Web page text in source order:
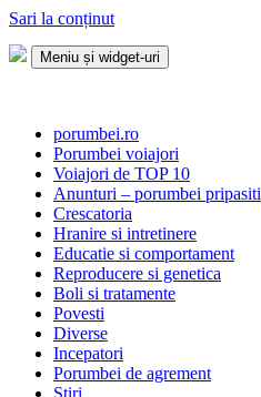
Sari la conținut
Meniu și widget-uri
porumbei.ro
Porumbei voiajori
Voiajori de TOP 10
Anunturi – porumbei pripasiti
Crescatoria
Hranire si intretinere
Educatie si comportament
Reproducere si genetica
Boli si tratamente
Povesti
Diverse
Incepatori
Porumbei de agrement
Stiri